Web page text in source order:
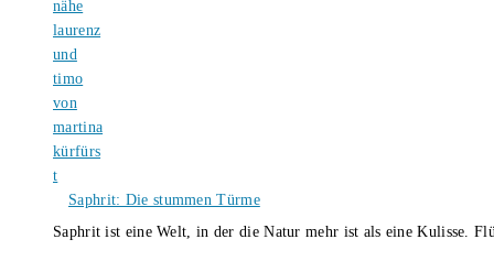
Saphrit: Die stummen Türme
Saphrit ist eine Welt, in der die Natur mehr ist als eine Kulisse.